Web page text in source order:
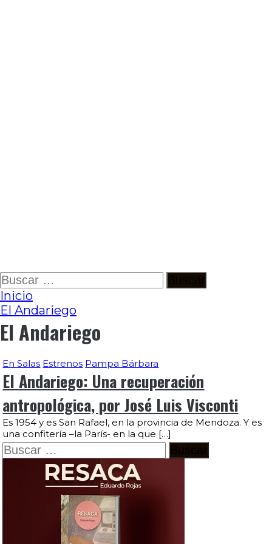
Ir
al
contenido
Buscar:
Inicio
El Andariego
El Andariego
En Salas Estrenos Pampa Bárbara
El Andariego: Una recuperación
antropológica, por José Luis Visconti
Es 1954 y es San Rafael, en la provincia de Mendoza. Y es
una confitería –la París- en la que […]
Buscar: